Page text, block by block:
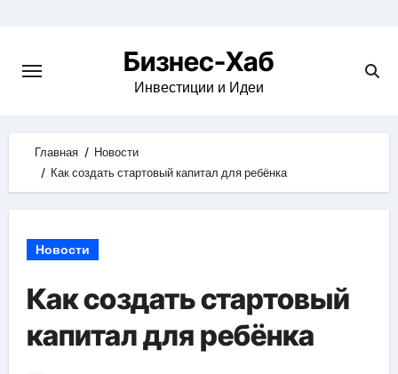
content
Бизнес-Хаб
Инвестиции и Идеи
Главная
Новости
Как создать стартовый капитал для ребёнка
Новости
Как создать стартовый
капитал для ребёнка